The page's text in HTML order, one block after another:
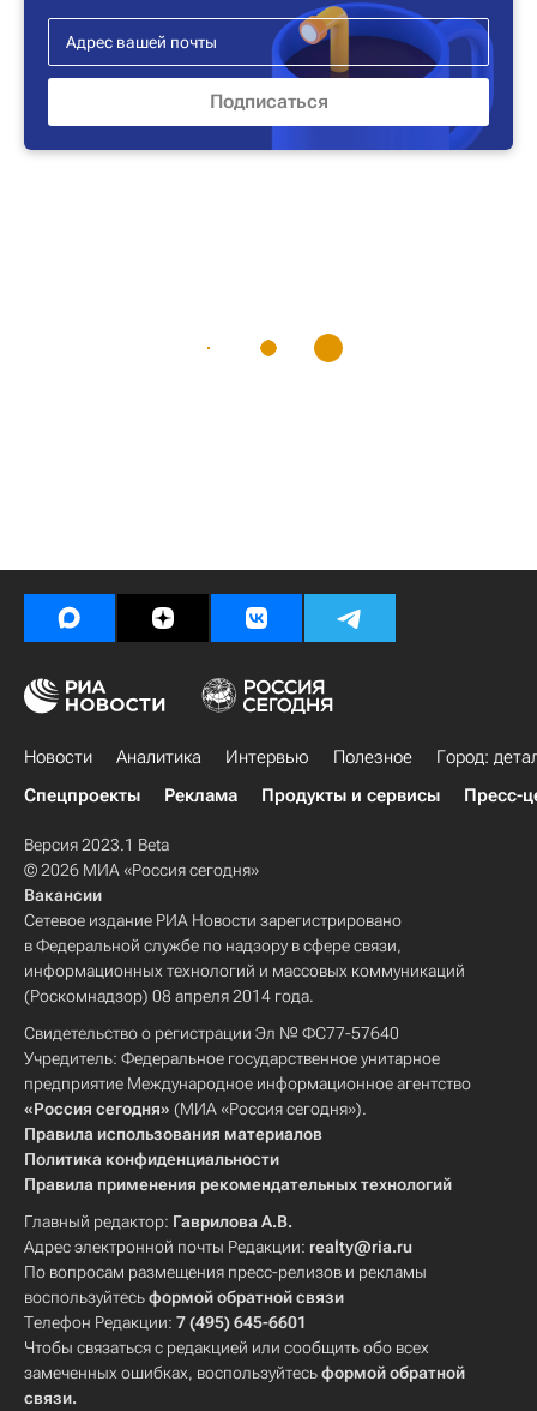
Новости Аналитика Интервью Полезное
Город:
Спецпроекты
Реклама Продукты и сервисы Пресс-
Версия 2023.1 Beta
© 2026 МИА «Россия сегодня»
Вакансии
Сетевое издание РИА Новости зарегистрировано
в Федеральной службе по надзору в сфере связи,
информационных технологий и массовых коммуникаций
(Роскомнадзор) 08 апреля 2014 года.
Свидетельство о регистрации Эл № ФС77-57640
Учредитель: Федеральное государственное унитарное
предприятие Международное информационное агентство
«Россия сегодня» (МИА «Россия сегодня»).
Правила использования материалов
Политика конфиденциальности
Правила применения рекомендательных технологий
Главный редактор: Гаврилова А.В.
Адрес электронной почты Редакции: realty@ria.ru
По вопросам размещения пресс-релизов и рекламы
воспользуйтесьформой обратной связи
Телефон Редакции: 7 (495) 645-6601
Чтобы связаться с редакцией или сообщить обо всех
замеченных ошибках, воспользуйтесьформой обратной
связи.